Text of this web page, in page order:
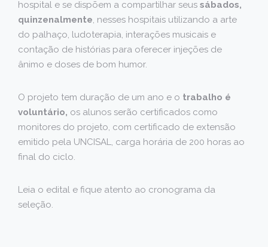
hospital e se dispõem a compartilhar seus sábados,
quinzenalmente, nesses hospitais utilizando a arte
do palhaço, ludoterapia, interações musicais e
contação de histórias para oferecer injeções de
ânimo e doses de bom humor.
O projeto tem duração de um ano e o trabalho é
voluntário, os alunos serão certificados como
monitores do projeto, com certificado de extensão
emitido pela UNCISAL, carga horária de 200 horas ao
final do ciclo.
Leia o edital e fique atento ao cronograma da
seleção.